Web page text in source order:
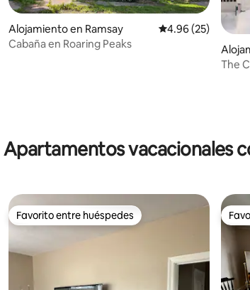
4.85 de 5, 124 reseñas
Alojamiento en Ramsay Calificación
4.96 (25)
Cabaña en Roaring Peaks
The
Apartamentos vacacionales
Favorito entre huéspedes
Favorito entre huéspedes